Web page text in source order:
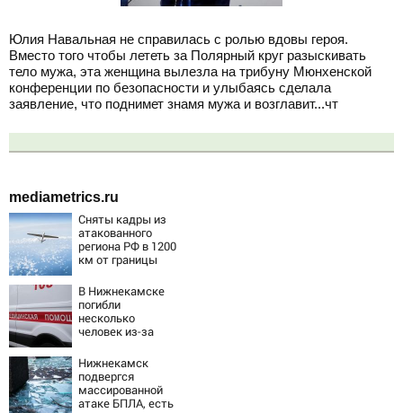
Юлия Навальная не справилась с ролью вдовы героя.
Вместо того чтобы лететь за Полярный круг разыскивать
тело мужа, эта женщина вылезла на трибуну Мюнхенской
конференции по безопасности и улыбаясь сделала
заявление, что поднимет знамя мужа и возглавит...чт
mediametrics.ru
Сняты кадры из
атакованного
региона РФ в 1200
км от границы
В Нижнекамске
погибли
несколько
человек из-за
атаки БПЛА
Нижнекамск
подвергся
массированной
атаке БПЛА, есть